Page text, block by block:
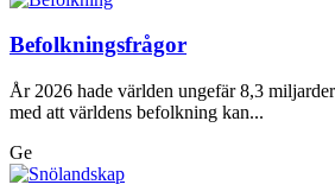
Befolkningsfrågor
År 2026 hade världen ungefär 8,3
med att världens befolkning kan...
Ge